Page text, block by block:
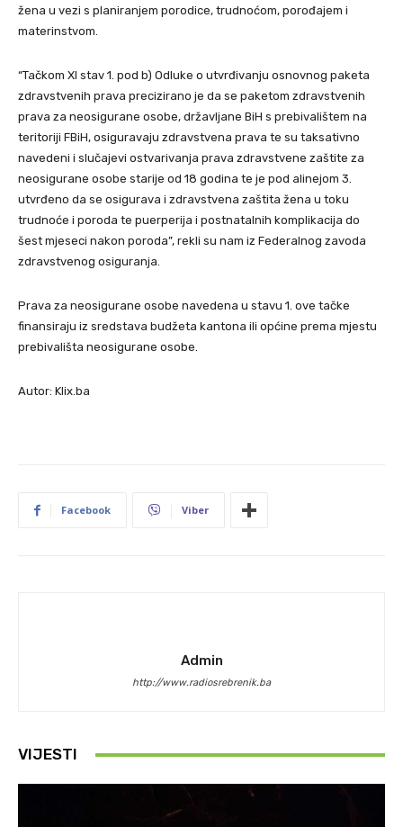
žena u vezi s planiranjem porodice, trudnoćom, porođajem i
materinstvom.
“Tačkom XI stav 1. pod b) Odluke o utvrđivanju osnovnog paketa
zdravstvenih prava precizirano je da se paketom zdravstvenih
prava za neosigurane osobe, državljane BiH s prebivalištem na
teritoriji FBiH, osiguravaju zdravstvena prava te su taksativno
navedeni i slučajevi ostvarivanja prava zdravstvene zaštite za
neosigurane osobe starije od 18 godina te je pod alinejom 3.
utvrđeno da se osigurava i zdravstvena zaštita žena u toku
trudnoće i poroda te puerperija i postnatalnih komplikacija do
šest mjeseci nakon poroda”, rekli su nam iz Federalnog zavoda
zdravstvenog osiguranja.
Prava za neosigurane osobe navedena u stavu 1. ove tačke
finansiraju iz sredstava budžeta kantona ili općine prema mjestu
prebivališta neosigurane osobe.
Autor: Klix.ba
Facebook Viber
Admin
http://www.radiosrebrenik.ba
VIJESTI